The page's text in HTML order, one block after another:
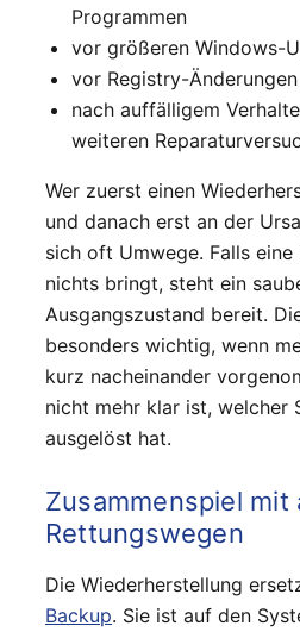
Programmen
vor größeren Windows-
vor Registry-
nach auffälligem
weiteren
Wer zuerst einen
und danach erst an der
sich oft Umwege. Falls eine
nichts bringt, steht ein
Ausgangszustand bereit.
besonders wichtig, wenn
kurz nacheinander
nicht mehr klar ist, welcher
ausgelöst hat.
Zusammenspiel mit
Rettungswegen
Die Wiederherstellung
Backup. Sie ist auf den